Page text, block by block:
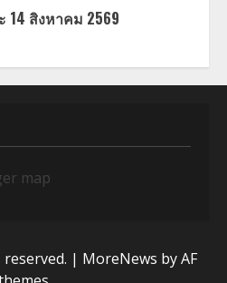
14 สิงหาคม 2569
| MoreNews by AF